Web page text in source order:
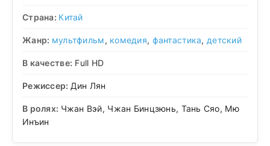
Страна: Китай
Жанр: мультфильм, комедия, фантастика, детский
В качестве: Full HD
Режиссер: Дин Лян
В ролях: Чжан Вэй, Чжан Бинцзюнь, Тань Сяо, Мю
Инъин